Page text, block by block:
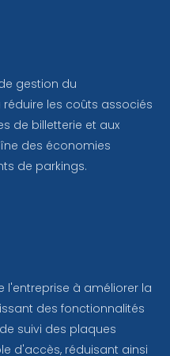
gestion du
les coûts associés
de billetterie et aux
des économies
de parkings.
l'entreprise à améliorer la
des fonctionnalités
suivi des plaques
d'accès, réduisant ainsi